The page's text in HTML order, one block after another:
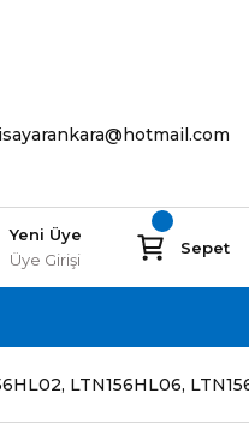
Yeni Üye
Üye Girişi
Sepet
LTN156HL06,